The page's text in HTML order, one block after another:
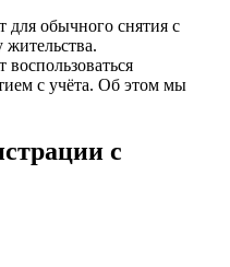
для обычного снятия с
жительства.
с учёта. Об этом мы
с